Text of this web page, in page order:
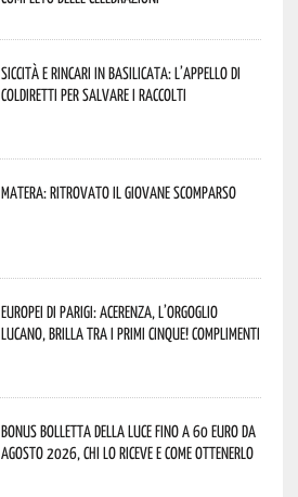
Siccità e rincari in Basilicata: l’appello di
Coldiretti per salvare i raccolti
Matera: ritrovato il giovane scomparso
Europei di Parigi: Acerenza, l’orgoglio
lucano, brilla tra i primi cinque! Complimenti
Bonus bolletta della luce fino a 60 euro da
agosto 2026, chi lo riceve e come ottenerlo